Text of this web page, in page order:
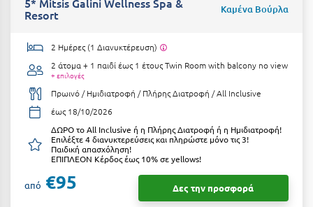
Κοκκώνι Κορινθίας
Κομοτηνή
Κόνιτσα
Κόρινθος
Κορώνη
Κουρούτα Ηλείας
Κουφονήσια
Resort Καμένα Βούρλα
2 Ημέρες (1 Διανυκτέρευση)
2 άτομα + 1 παιδί έως 1 έτουςTwin Room with balcony no view
+ επιλογές
Πρωινό / Ημιδιατροφή / Πλήρης Διατροφή / All Inclusive
έως 18/10/2026
ΔΩΡΟ το All Inclusive ή η Πλήρης Διατροφή ή η Ημιδιατροφή!
Επιλέξτε 4 διανυκτερεύσεις και πληρώστε μόνο τις 3!
Παιδική απασχόληση!
ΕΠΙΠΛΕΟΝ Κέρδος έως 10% σε yellows!
από €95 Δες την προσφορά